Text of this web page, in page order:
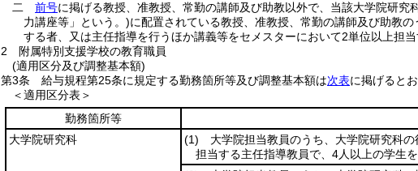
二
前号に掲げる教授、准教授、常勤の講師及び助教以外で、当該大学院研
力講座等」という。)に配置されている教授、准教授、常勤の講師及び助教
する者、又は主任指導を行うほか講義等をセメスターにおいて2単位以上担
2
附属特別支援学校の教育職員
(適用区分及び調整基本額)
第3条
給与規程第25条に規定する勤務箇所等及び調整基本額は次表に掲げるとお
＜適用区分表＞
勤務箇所等
大学院研究科
(1) 大学院担当教員のうち、大学院研究科の
担当する主任指導教員で、4人以上の学生